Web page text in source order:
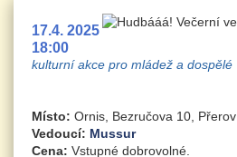
17.4. 2025
18:00
kulturní akce pro mládež a dospělé
Místo: Ornis, Bezručova 10, Přerov
Vedoucí: Mussur
Cena: Vstupné dobrovolné.